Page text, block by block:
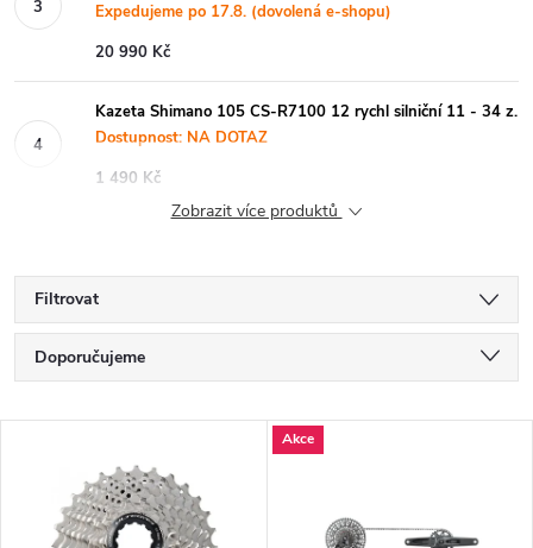
Expedujeme po 17.8. (dovolená e-shopu)
20 990 Kč
Kazeta Shimano 105 CS-R7100 12 rychl silniční 11 - 34 z.
Dostupnost: NA DOTAZ
1 490 Kč
Zobrazit více produktů
Filtrovat
Ř
a
Doporučujeme
Nejprodávanější
Akce